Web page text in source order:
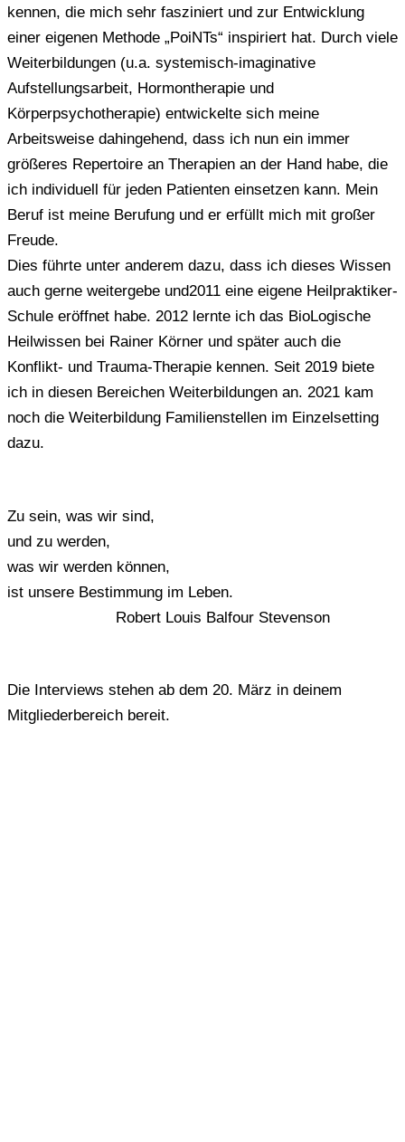
kennen, die mich sehr fasziniert und zur Entwicklung
einer eigenen Methode „PoiNTs“ inspiriert hat. Durch viele
Weiterbildungen (u.a. systemisch-imaginative
Aufstellungsarbeit, Hormontherapie und
Körperpsychotherapie) entwickelte sich meine
Arbeitsweise dahingehend, dass ich nun ein immer
größeres Repertoire an Therapien an der Hand habe, die
ich individuell für jeden Patienten einsetzen kann. Mein
Beruf ist meine Berufung und er erfüllt mich mit großer
Freude.
Dies führte unter anderem dazu, dass ich dieses Wissen
auch gerne weitergebe und2011 eine eigene Heilpraktiker-
Schule eröffnet habe. 2012 lernte ich das BioLogische
Heilwissen bei Rainer Körner und später auch die
Konflikt- und Trauma-Therapie kennen. Seit 2019 biete
ich in diesen Bereichen Weiterbildungen an. 2021 kam
noch die Weiterbildung Familienstellen im Einzelsetting
dazu.
Zu sein, was wir sind,
und zu werden,
was wir werden können,
ist unsere Bestimmung im Leben.
Robert Louis Balfour Stevenson
Die Interviews stehen ab dem 20. März in deinem
Mitgliederbereich bereit.